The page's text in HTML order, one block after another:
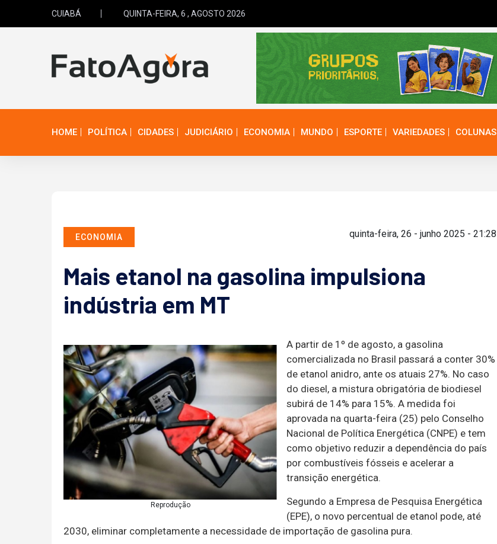
CUIABÁ QUINTA-FEIRA, 6 , AGOSTO 2026
HOME POLÍTICA CIDADES JUDICIÁRIO ECONOMIA MUNDO ESPORTE VARIEDADES COLUNAS
ECONOMIA quinta-feira, 26 - junho 2025 - 21:28
Mais etanol na gasolina impulsiona
indústria em MT
Reprodução
A partir de 1º de agosto, a gasolina
comercializada no Brasil passará a conter 30%
de etanol anidro, ante os atuais 27%. No caso
do diesel, a mistura obrigatória de biodiesel
subirá de 14% para 15%. A medida foi
aprovada na quarta-feira (25) pelo Conselho
Nacional de Política Energética (CNPE) e tem
como objetivo reduzir a dependência do país
por combustíveis fósseis e acelerar a
transição energética.
Segundo a Empresa de Pesquisa Energética
(EPE), o novo percentual de etanol pode, até
2030, eliminar completamente a necessidade de importação de gasolina pura.